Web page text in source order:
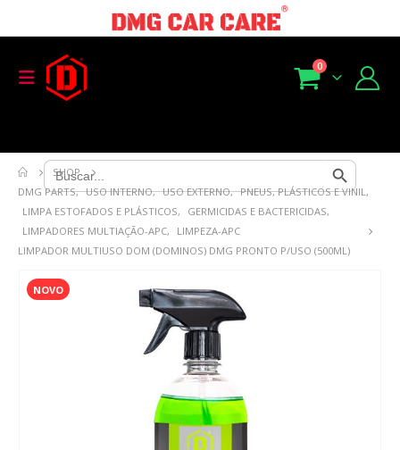
Search
for:
Search Button
0
SHOP
DMG PARTS, USO INTERNO, USO EXTERNO, PNEUS, PLÁSTICOS E VINIL ,
LIMPA ESTOFADOS E PLÁSTICOS, GERMICIDAS E BACTERICIDAS,
LIMPADORES MULTIAÇÃO-APC,
LIMPEZA-APC
LIMPADOR MULTIUSO DOM (DOMINOS) DMG PRONTO P/USO (500ML)
NOVO